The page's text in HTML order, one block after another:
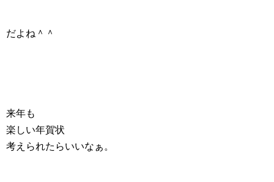
だよね＾＾
来年も
楽しい年賀状
考えられたらいいなぁ。